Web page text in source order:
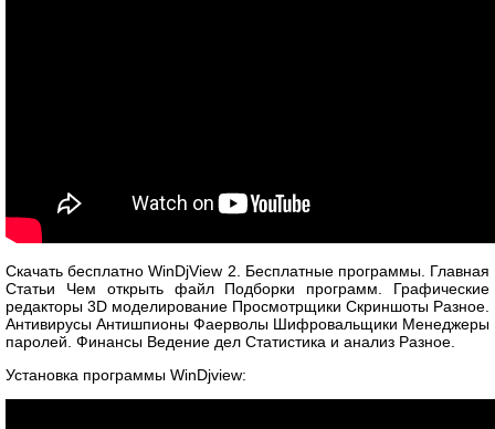
Скачать бесплатно WinDjView 2. Бесплатные программы. Главная
Статьи Чем открыть файл Подборки программ. Графические
редакторы 3D моделирование Просмотрщики Скриншоты Разное.
Антивирусы Антишпионы Фаерволы Шифровальщики Менеджеры
паролей. Финансы Ведение дел Статистика и анализ Разное.
Установка программы WinDjview: